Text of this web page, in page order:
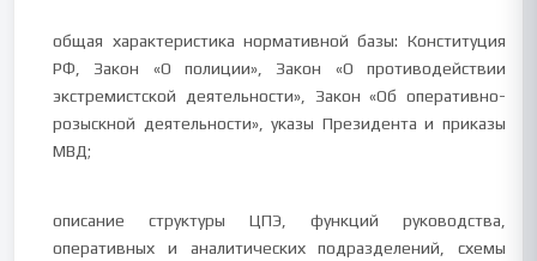
общая характеристика нормативной базы: Конституция
РФ, Закон «О полиции», Закон «О противодействии
экстремистской деятельности», Закон «Об оперативно-
розыскной деятельности», указы Президента и приказы
МВД;
описание структуры ЦПЭ, функций руководства,
оперативных и аналитических подразделений, схемы